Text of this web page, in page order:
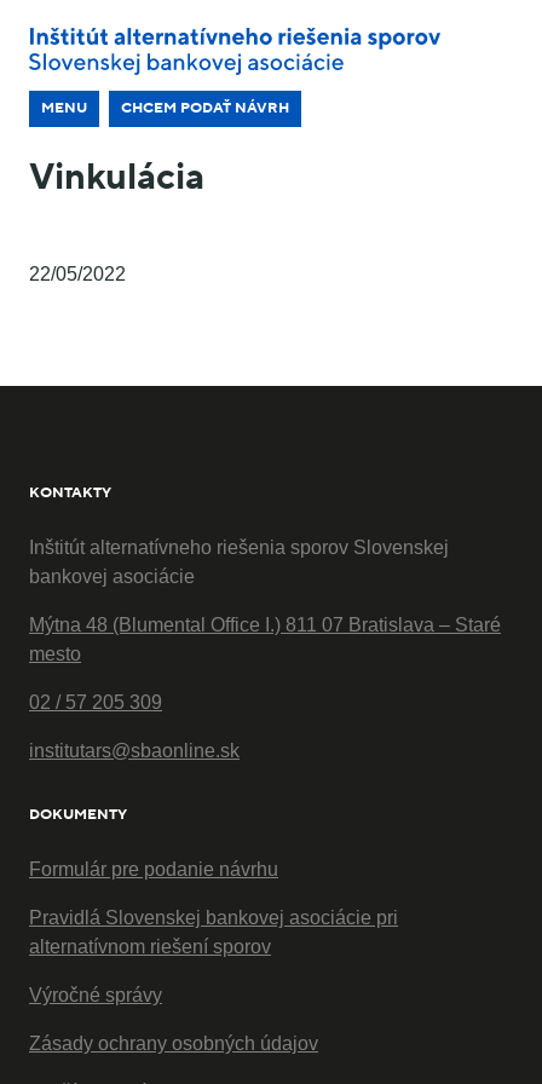
MENU CHCEM PODAŤ NÁVRH
Vinkulácia
22/05/2022
KONTAKTY
Inštitút alternatívneho riešenia sporov Slovenskej
bankovej asociácie
Mýtna 48 (Blumental Office I.) 811 07 Bratislava – Staré
mesto
02 / 57 205 309
institutars@sbaonline.sk
DOKUMENTY
Formulár pre podanie návrhu
Pravidlá Slovenskej bankovej asociácie pri
alternatívnom riešení sporov
Výročné správy
Zásady ochrany osobných údajov